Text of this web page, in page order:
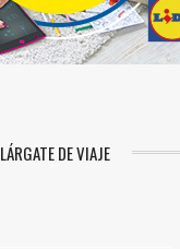
LÁRGATE DE VIAJE